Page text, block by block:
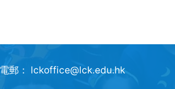
電郵： lckoffice@lck.edu.hk